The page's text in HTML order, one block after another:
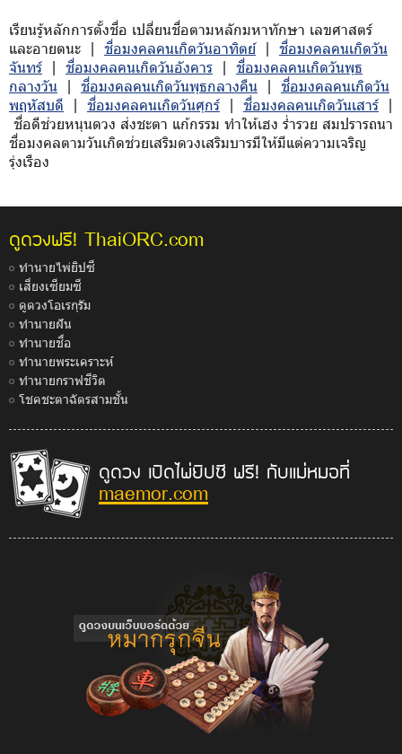
เรียนรู้หลักการตั้งชื่อ เปลี่ยนชื่อตามหลักมหาทักษา เลขศาสตร์
และอายตนะ | ชื่อมงคลคนเกิดวันอาทิตย์| ชื่อมงคลคนเกิดวัน
จันทร์ | ชื่อมงคลคนเกิดวันอังคาร | ชื่อมงคลคนเกิดวันพุธ
กลางวัน | ชื่อมงคลคนเกิดวันพุธกลางคืน | ชื่อมงคลคนเกิดวัน
พฤหัสบดี | ชื่อมงคลคนเกิดวันศุกร์ | ชื่อมงคลคนเกิดวันเสาร์ |
ชื่อดีช่วยหนุนดวง ส่งชะตา แก้กรรม ทำให้เฮง ร่ำรวย สมปรารถนา
ชื่อมงคลตามวันเกิดช่วยเสริมดวงเสริมบารมีให้มีแต่ความเจริญ
รุ่งเรือง
ดูดวงฟรี! ThaiORC.com
ทำนายไพ่ยิปซี
เสี่ยงเซียมซี
ดูดวงโอเรกุรัม
ทำนายฝัน
ทำนายชื่อ
ทำนายพระเคราะห์
ทำนายกราฟชีวิต
โชคชะตาฉัตรสามชั้น
ดูดวง เปิดไพ่ยิปซี ฟรี! กับแม่หมอที่
maemor.com